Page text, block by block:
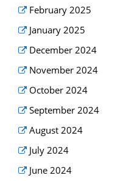
February 2025
January 2025
December 2024
November 2024
October 2024
September 2024
August 2024
July 2024
June 2024